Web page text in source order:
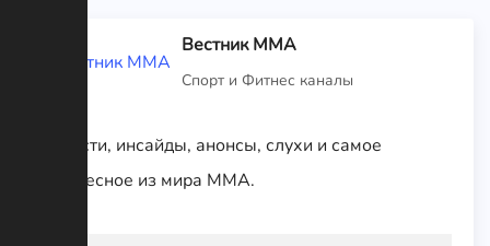
Вестник MMA
Спорт и Фитнес каналы
Новости, инсайды, анонсы, слухи и самое
интересное из мира MMA.